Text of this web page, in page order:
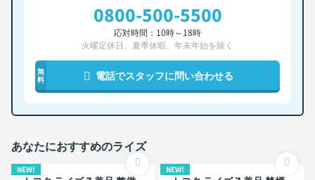
0800-500-5500
応対時間：10時～18時
火曜定休日、夏季休暇、年末年始を除く
無
料
電話でスタッフに問い合わせる
あなたにおすすめのライズ
NEW! NEW!